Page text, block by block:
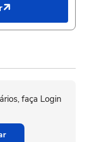
faça Login